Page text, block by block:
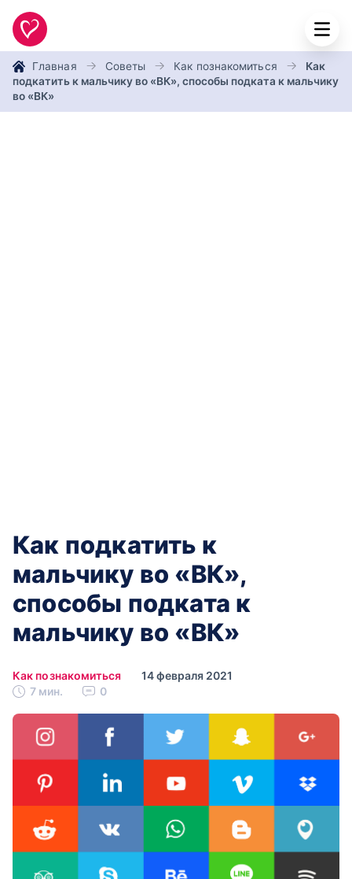
Главная Советы Как познакомиться
Как
подкатить к мальчику во «ВК», способы подката к мальчику
во «ВК»
Как подкатить к
мальчику во «ВК»,
способы подката к
мальчику во «ВК»
Как познакомиться
14 февраля 2021
7 мин.
0